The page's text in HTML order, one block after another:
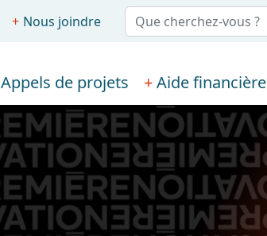
Appels de projets Aide financière
Nous joindre Recherche